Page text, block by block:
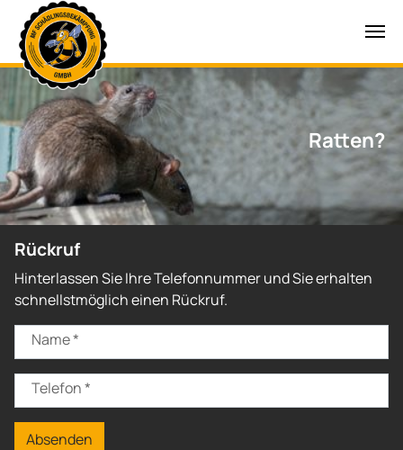
Zum Hauptinhalt springen
Ratten?
Rückruf
Hinterlassen Sie Ihre Telefonnummer und Sie erhalten
schnellstmöglich einen Rückruf.
Name*
Telefon*
Absenden